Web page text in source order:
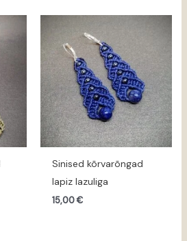
Sinised kõrvarõngad
lapiz lazuliga
15,00€